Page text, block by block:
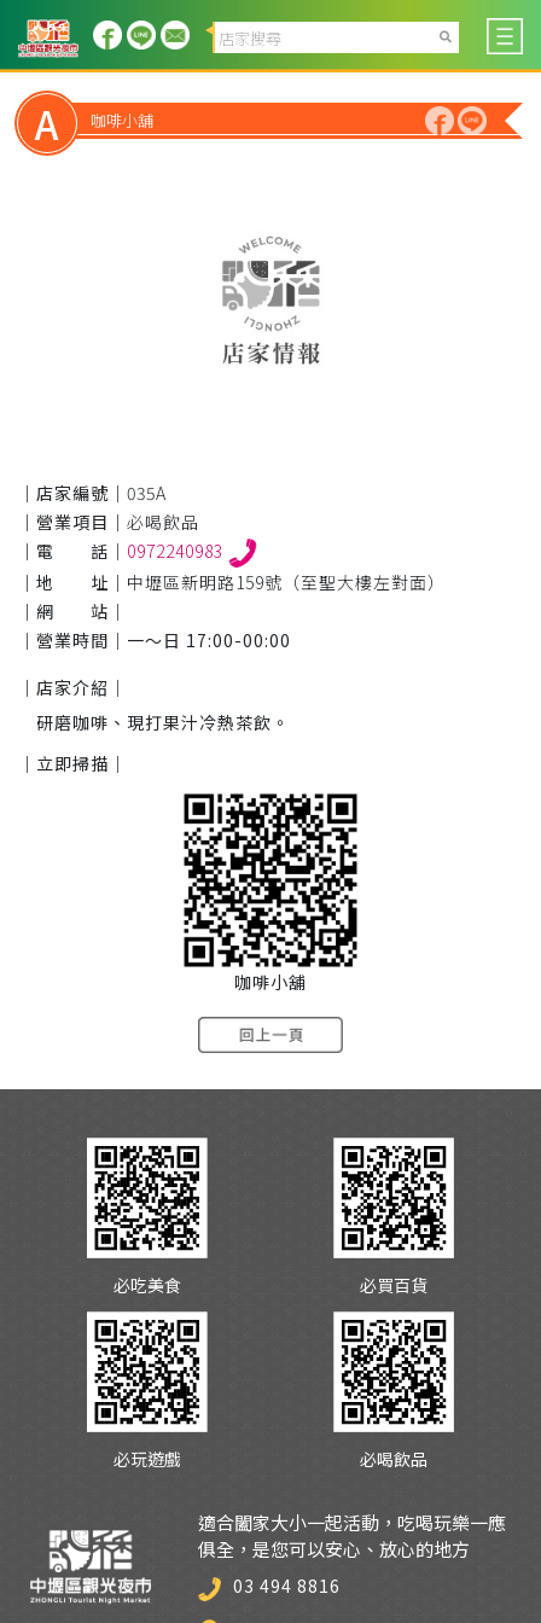
A 咖啡小舖
｜店家編號｜ 035A
｜營業項目｜ 必喝飲品
｜電 話｜ 0972240983
｜地 址｜ 中壢區新明路159號（至聖大樓左對面）
｜網 站｜
｜營業時間｜ 一～日 17:00-00:00
｜店家介紹｜
研磨咖啡、現打果汁冷熱茶飲。
｜立即掃描｜
咖啡小舖
必吃美食 必買百貨
必玩遊戲 必喝飲品
適合闔家大小一起活動，吃喝玩樂一應
俱全，是您可以安心、放心的地方
03 494 8816